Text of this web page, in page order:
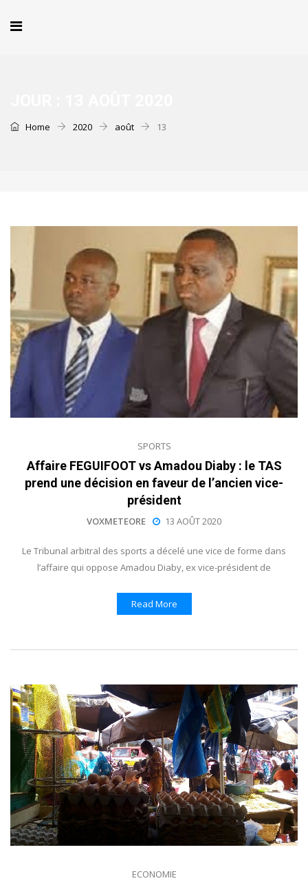
Home 2020 août 13
SPORTS
Affaire FEGUIFOOT vs Amadou Diaby : le TAS
prend une décision en faveur de l’ancien vice-
président
VOXMETEORE 13 AOÛT 2020
Le Tribunal arbitral des sports a décelé une vice de forme dans
l’affaire qui oppose Amadou Diaby, ex vice-président de
Read More
ECONOMIE